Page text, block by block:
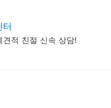
적 친절 신속 상담!